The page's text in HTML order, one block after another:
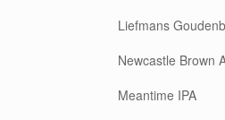
Liefmans
Newcastle Brown
Meantime IPA